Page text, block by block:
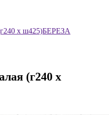
х ш425)БЕРЕЗА
(г240 х